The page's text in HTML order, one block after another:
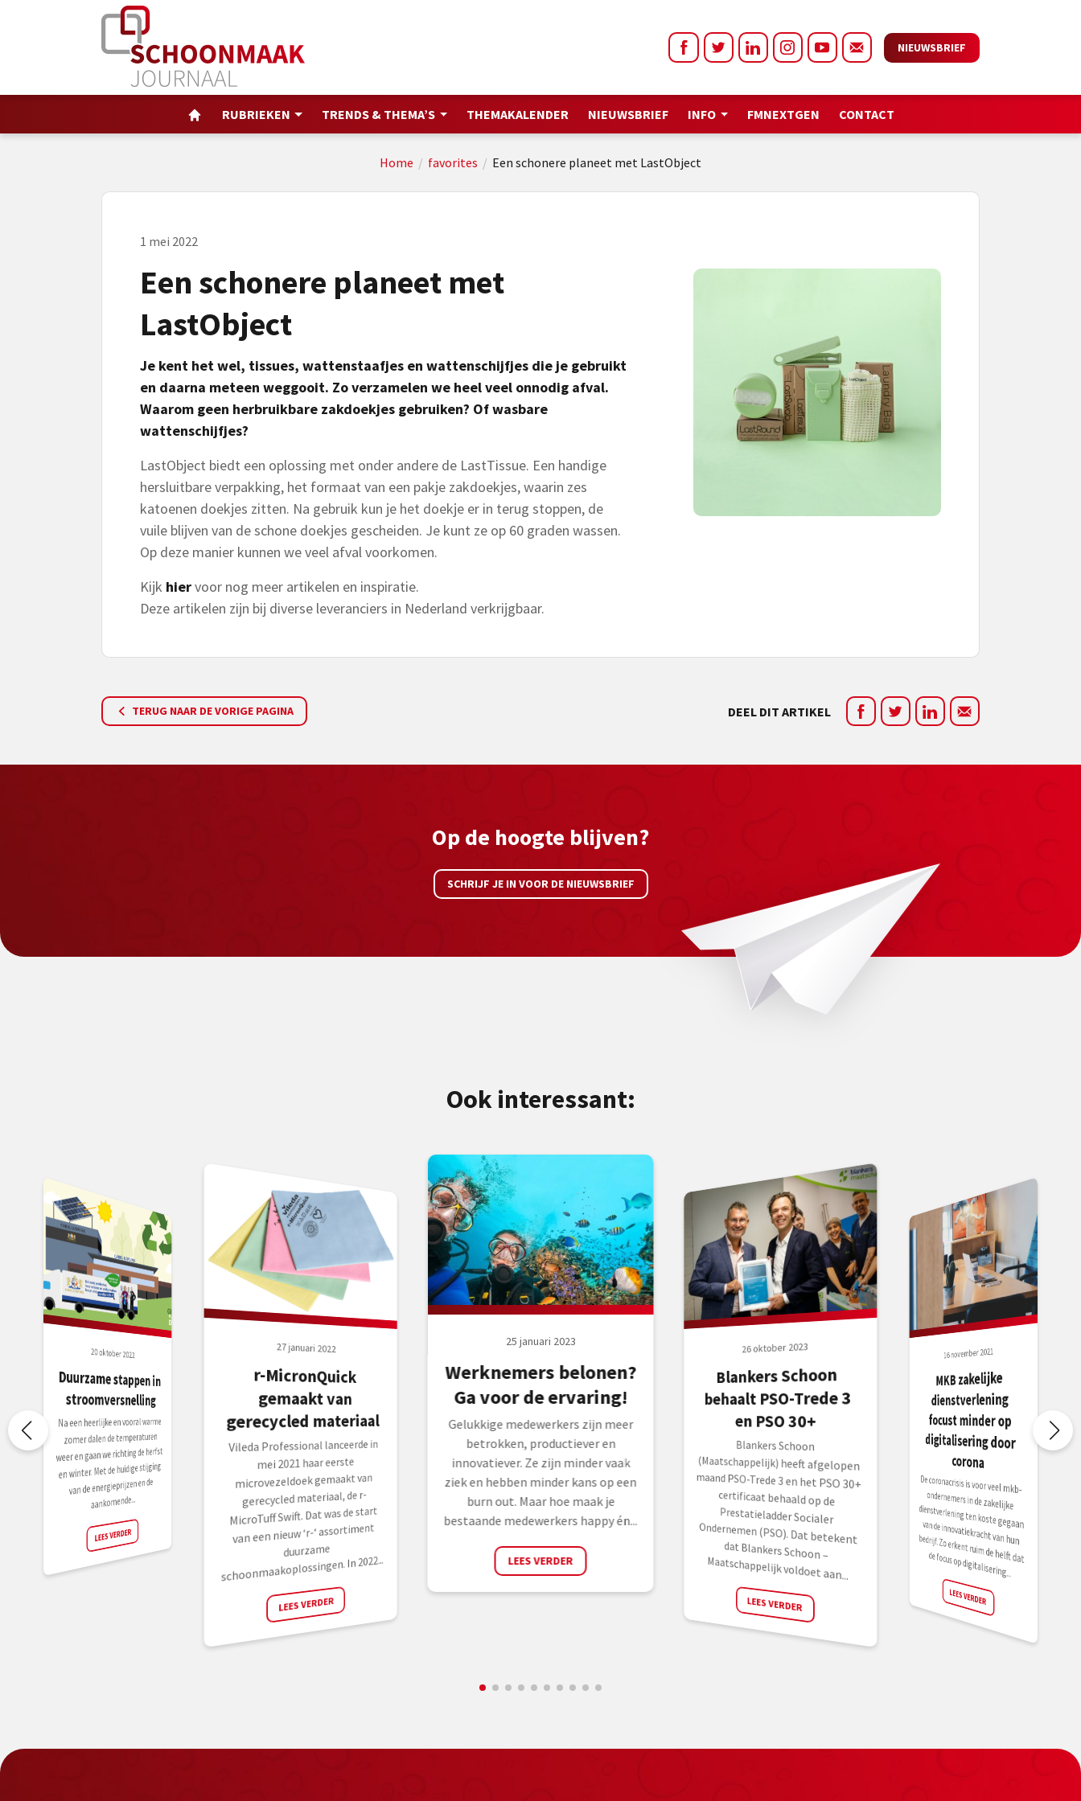
NIEUWSBRIEF
RUBRIEKEN TRENDS & THEMA’S THEMAKALENDER NIEUWSBRIEF INFO FMNEXTGEN CONTACT
Home / favorites / Een schonere planeet met LastObject
1 mei 2022
Een schonere planeet met
LastObject
Je kent het wel, tissues, wattenstaafjes en wattenschijfjes die je gebruikt
en daarna meteen weggooit. Zo verzamelen we heel veel onnodig afval.
Waarom geen herbruikbare zakdoekjes gebruiken? Of wasbare
wattenschijfjes?
LastObject biedt een oplossing met onder andere de LastTissue. Een handige
hersluitbare verpakking, het formaat van een pakje zakdoekjes, waarin zes
katoenen doekjes zitten. Na gebruik kun je het doekje er in terug stoppen, de
vuile blijven van de schone doekjes gescheiden. Je kunt ze op 60 graden wassen.
Op deze manier kunnen we veel afval voorkomen.
Kijk hiervoor nog meer artikelen en inspiratie.
Deze artikelen zijn bij diverse leveranciers in Nederland verkrijgbaar.
TERUG NAAR DE VORIGE PAGINA DEEL DIT ARTIKEL
Op de hoogte blijven?
SCHRIJF JE IN VOOR DE NIEUWSBRIEF
Ook interessant:
20 oktober 2022
Duurzame stappen in
stroomversnelling
Na een heerlijke en vooral warme
zomer dalen de temperaturen
weer en gaan we richting de herfst
en winter. Met de huidige stijging
van de energieprijzen en de
aankomende...
LEES VERDER
27 januari 2022
r-MicronQuick
gemaakt van
gerecycled materiaal
Vileda Professional lanceerde in
mei 2021 haar eerste
microvezeldoek gemaakt van
gerecycled materiaal, de r-
MicroTuff Swift. Dat was de start
van een nieuw ‘r-‘ assortiment
duurzame
schoonmaakoplossingen. In 2022...
LEES VERDER
25 januari 2023
Werknemers belonen?
Ga voor de ervaring!
Gelukkige medewerkers zijn meer
betrokken, productiever en
innovatiever. Ze zijn minder vaak
ziek en hebben minder kans op een
burn out. Maar hoe maak je
bestaande medewerkers happy én...
LEES VERDER
26 oktober 2023
Blankers Schoon
behaalt PSO-Trede 3
en PSO 30+
Blankers Schoon
(Maatschappelijk) heeft afgelopen
maand PSO-Trede 3 en het PSO 30+
certificaat behaald op de
Prestatieladder Socialer
Ondernemen (PSO). Dat betekent
dat Blankers Schoon –
Maatschappelijk voldoet aan...
LEES VERDER
16 november 2021
MKB zakelijke
dienstverlening
focust minder op
digitalisering door
corona
De coronacrisis is voor veel mkb-
ondernemers in de zakelijke
dienstverlening ten koste gegaan van de innovatiekracht van hun
bedrijf. Zo erkent ruim de helft dat
de focus op digitalisering...
LEES VERDER